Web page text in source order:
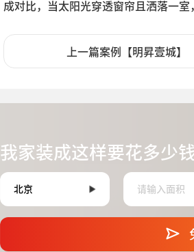
成对比，当太阳光穿透窗帘且洒落一
上一篇案例【明昇壹城】
我家装成这样要花多少